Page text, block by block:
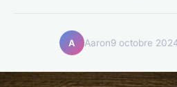
A Aaron9 octobre